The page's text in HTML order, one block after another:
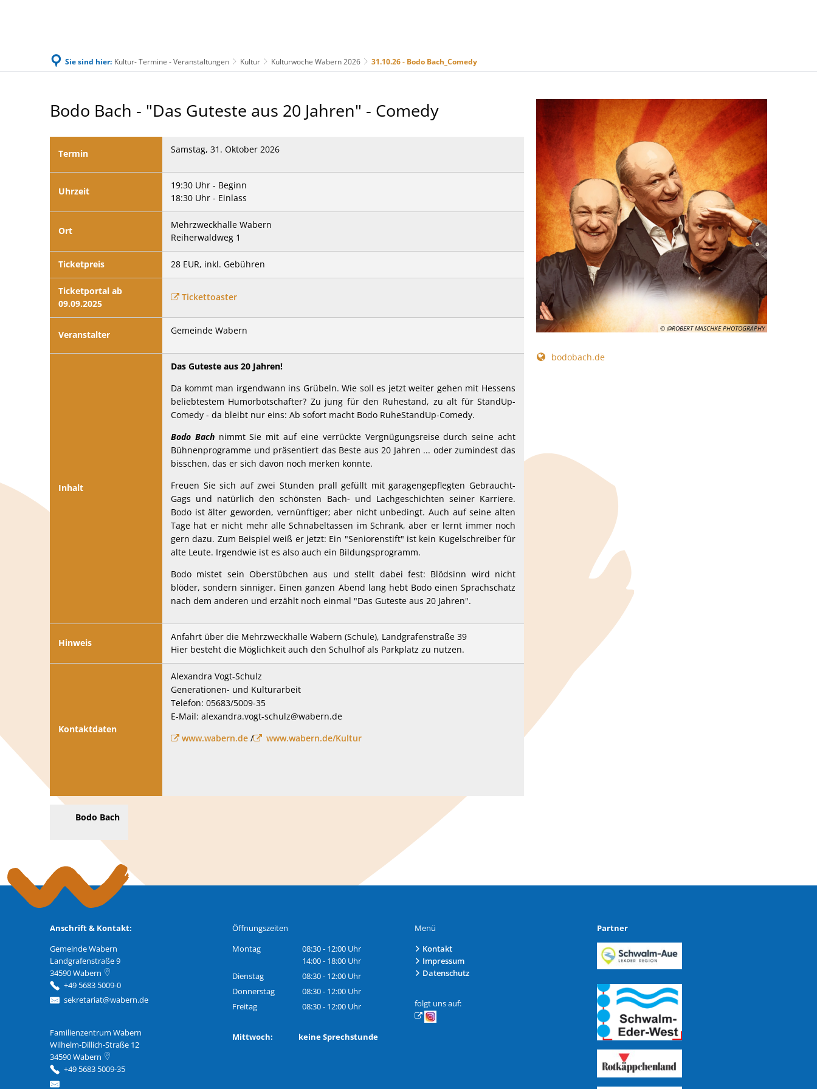
Familie & Leben Bürgerservice & Rathaus Freizeit & Tourismus Wirtschaft & Handel Kultur- Termine - Veranstaltungen
Sie sind hier: Kultur- Termine - Veranstaltungen Kultur Kulturwoche Wabern 2026 31.10.26 - Bodo Bach_Comedy
31.10.26
Bach_Comedy
Bodo Bach - "Das Guteste aus 20 Jahren" - Comedy
Termin Samstag, 31. Oktober 2026
Uhrzeit
19:30 Uhr - Beginn
18:30 Uhr - Einlass
Ort
Mehrzweckhalle Wabern
Reiherwaldweg 1
Ticketpreis 28 EUR, inkl. Gebühren
Ticketportal ab
09.09.2025
Tickettoaster
Veranstalter Gemeinde Wabern
Inhalt
Das Guteste aus 20 Jahren!
Da kommt man irgendwann ins Grübeln. Wie soll es jetzt weiter gehen mit Hessens
beliebtestem Humorbotschafter? Zu jung für den Ruhestand, zu alt für StandUp-
Comedy - da bleibt nur eins: Ab sofort macht Bodo RuheStandUp-Comedy.
Bodo Bachnimmt Sie mit auf eine verrückte Vergnügungsreise durch seine acht
Bühnenprogramme und präsentiert das Beste aus 20 Jahren ... oder zumindest das
bisschen, das er sich davon noch merken konnte.
Freuen Sie sich auf zwei Stunden prall gefüllt mit garagengepflegten Gebraucht-
Gags und natürlich den schönsten Bach- und Lachgeschichten seiner Karriere.
Bodo ist älter geworden, vernünftiger; aber nicht unbedingt. Auch auf seine alten
Tage hat er nicht mehr alle Schnabeltassen im Schrank, aber er lernt immer noch
gern dazu. Zum Beispiel weiß er jetzt: Ein "Seniorenstift" ist kein Kugelschreiber für
alte Leute. Irgendwie ist es also auch ein Bildungsprogramm.
Bodo mistet sein Oberstübchen aus und stellt dabei fest: Blödsinn wird nicht
blöder, sondern sinniger. Einen ganzen Abend lang hebt Bodo einen Sprachschatz
nach dem anderen und erzählt noch einmal "Das Guteste aus 20 Jahren".
Hinweis
Anfahrt über die Mehrzweckhalle Wabern (Schule), Landgrafenstraße 39
Hier besteht die Möglichkeit auch den Schulhof als Parkplatz zu nutzen.
Kontaktdaten
Alexandra Vogt-Schulz
Generationen- und Kulturarbeit
Telefon: 05683/5009-35
E-Mail: alexandra.vogt-schulz@wabern.de
www.wabern.de/ www.wabern.de/Kultur
Bodo Bach
© @ROBERT MASCHKE PHOTOGRAPHY
bodobach.de
Anschrift & Kontakt:
Gemeinde Wabern
Landgrafenstraße 9
34590Wabern
+49 5683 5009-0
sekretariat@wabern.de
Familienzentrum Wabern
Familienzentrum Wabern
Wilhelm-Dillich-Straße 12
34590Wabern
+49 5683 5009-35
Öffnungszeiten
Montag
08:30- 12:00 Uhr
Von 08:30 bis 12:00 Uhr
14:00- 18:00 Uhr
Von 14:00 bis 18:00 Uhr
Dienstag 08:30- 12:00 Uhr
Von 08:30 bis 12:00 Uhr
Donnerstag 08:30- 12:00 Uhr
Von 08:30 bis 12:00 Uhr
Freitag 08:30- 12:00 Uhr
Mittwoch: keine Sprechstunde
Menü
Kontakt
Impressum
Datenschutz
folgt uns auf:
Partner